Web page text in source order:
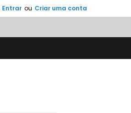
Entrar ou Criar uma conta